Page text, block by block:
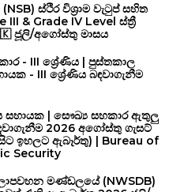
ස්ථිර විශ්‍රාම වැටුප් සහිත
III & Grade IV Level ස්ත්‍රී
ජූලි/අගෝස්තු මාසය
- III ශ්‍රේණිය | පුස්තකාල
- III ශ්‍රේණිය බඳවාගැනීම
සහායක | සෞඛ්‍ය සහකාර ඇතුලු
2026 අගෝස්තු ගැසට්
ඉහලට ඇබෑර්තු) | Bureau of
Security
මණ්ඩලයේ (NWSDB)